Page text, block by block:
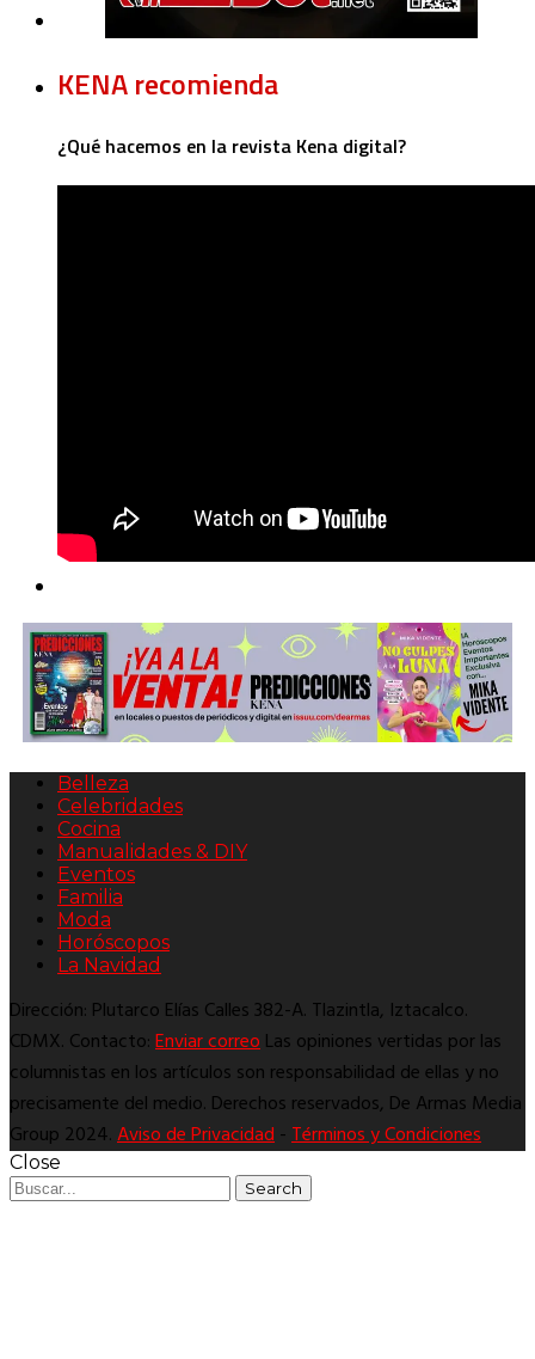
KENA recomienda
¿Qué hacemos en la revista Kena digital?
Belleza
Celebridades
Cocina
Manualidades & DIY
Eventos
Familia
Moda
Horóscopos
La Navidad
Dirección: Plutarco Elías Calles 382-A. Tlazintla, Iztacalco.
CDMX. Contacto:Enviar correoLas opiniones vertidas por las
columnistas en los artículos son responsabilidad de ellas y no
precisamente del medio. Derechos reservados, De Armas Media
Group 2024.Aviso de Privacidad-Términos y Condiciones
Close